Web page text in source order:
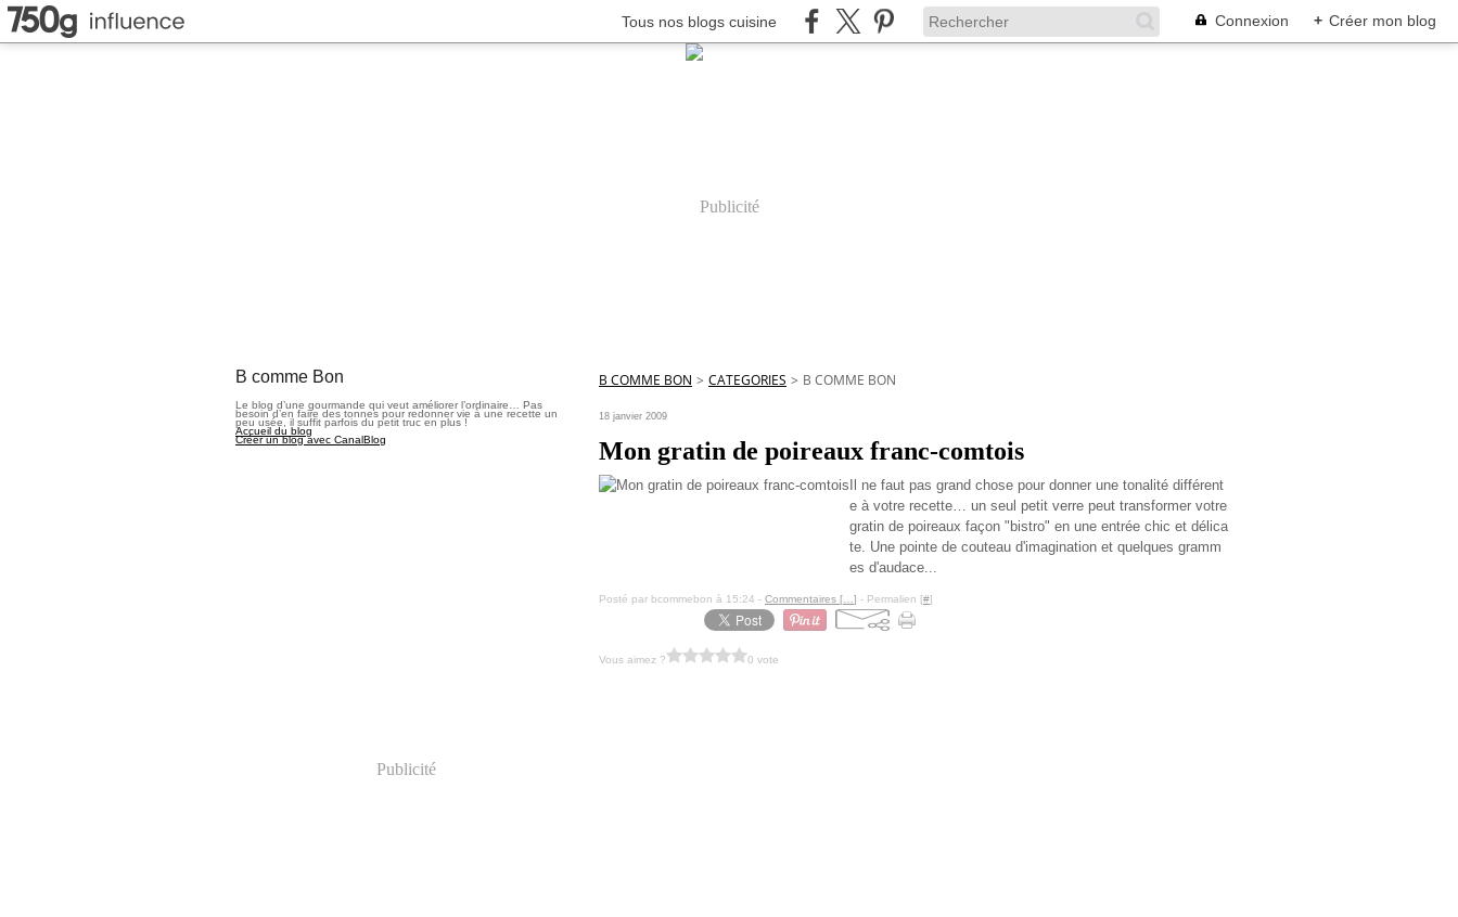
Tous nos blogs cuisine Connexion + Créer mon blog
Publicité
B comme Bon
Le blog d’une gourmande qui veut améliorer l’ordinaire… Pas
besoin d’en faire des tonnes pour redonner vie à une recette un
peu usée, il suffit parfois du petit truc en plus !
Accueil du blog
Créer un blog avec CanalBlog
Publicité
B COMME BON > CATEGORIES > B COMME BON
18 janvier 2009
Mon gratin de poireaux franc-comtois
Il ne faut pas grand chose pour donner une tonalité différent
e à votre recette… un seul petit verre peut transformer votre
gratin de poireaux façon "bistro" en une entrée chic et délica
te. Une pointe de couteau d'imagination et quelques gramm
es d'audace...
Posté par bcommebon à 15:24 - Commentaires [ ] - Permalien [#]
Vous aimez ? 0 vote